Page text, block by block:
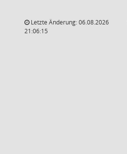
Letzte Änderung: 06.08.2026
21:06:15